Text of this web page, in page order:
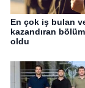
En çok iş bulan
kazandıran
oldu